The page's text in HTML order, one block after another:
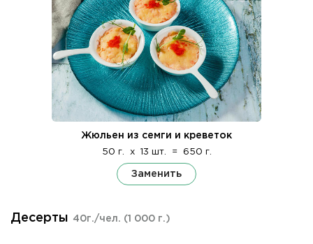
Жюльен из семги и креветок
50 г. x 13 шт. = 650 г.
Заменить
Десерты 40г./чел. (1 000 г.)